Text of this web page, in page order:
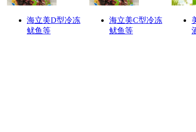
海立美D型冷冻
鱿鱼等
海立美C型冷冻
鱿鱼等